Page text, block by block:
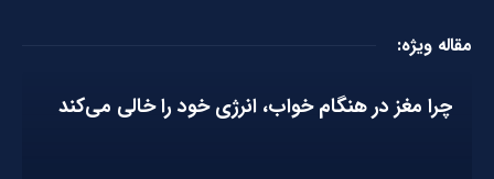
مقاله ویژه:
چرا مغز در هنگام خواب، انرژی خود را خالی می‌کند